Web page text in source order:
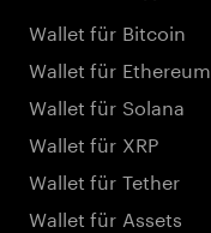
Wallet für Bitcoin
Wallet für Ethereum
Wallet für Solana
Wallet für XRP
Wallet für Tether
Wallet für Assets